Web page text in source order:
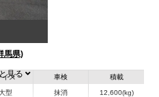
馬県)
イズ
型
車検
抹消
積載
12,600(kg)
見る